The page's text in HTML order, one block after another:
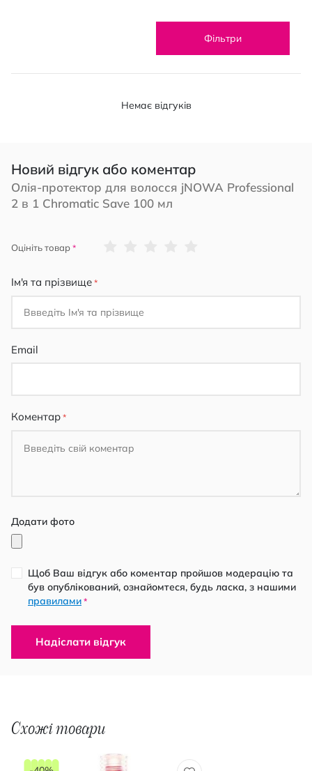
Фільтри
Немає відгуків
Новий відгук або коментар
Олія-протектор для волосся jNOWA Professional
2 в 1 Chromatic Save 100 мл
Оцініть товар
Ім'я та прізвище
Email
Коментар
Додати фото
Щоб Ваш відгук або коментар пройшов модерацію та
був опублікований, ознайомтеся, будь ласка, з нашими
правилами *
Надіслати відгук
Схожі товари